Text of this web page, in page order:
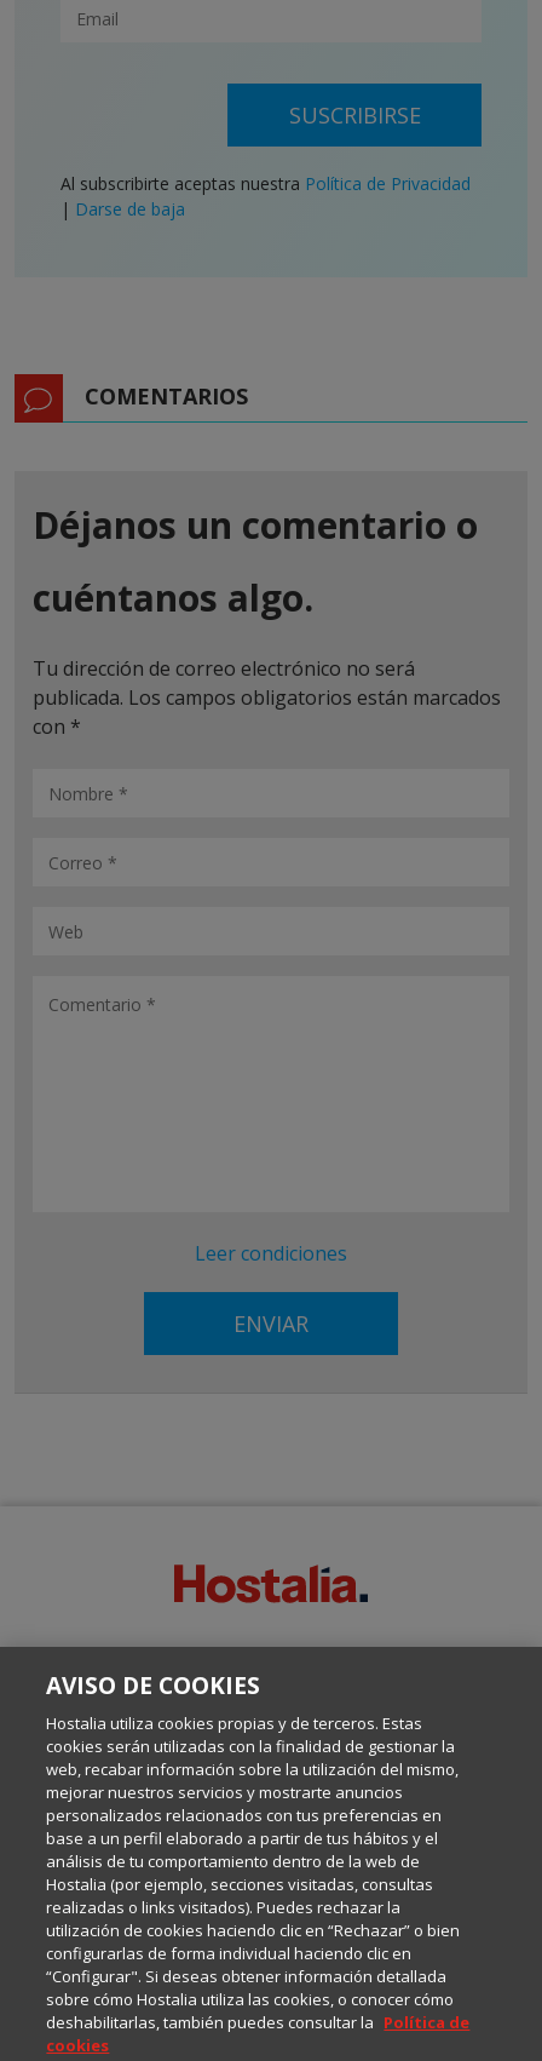
SUSCRIBIRSE
Al subscribirte aceptas nuestra Política de Privacidad
| Darse de baja
COMENTARIOS
Déjanos un comentario o
cuéntanos algo.
Tu dirección de correo electrónico no será
publicada. Los campos obligatorios están marcados
con *
Leer condiciones
Escrito por el equipo de Comunicación de Hostalia, dirigido por
Internet y Tecnología.
Política de privacidad
Política de cookies
Aviso legal
AVISO DE COOKIES
Hostalia utiliza cookies propias y de terceros. Estas
cookies serán utilizadas con la finalidad de gestionar la
web, recabar información sobre la utilización del mismo,
mejorar nuestros servicios y mostrarte anuncios
personalizados relacionados con tus preferencias en
base a un perfil elaborado a partir de tus hábitos y el
análisis de tu comportamiento dentro de la web de
Hostalia (por ejemplo, secciones visitadas, consultas
realizadas o links visitados). Puedes rechazar la
utilización de cookies haciendo clic en “Rechazar” o bien
configurarlas de forma individual haciendo clic en
“Configurar". Si deseas obtener información detallada
sobre cómo Hostalia utiliza las cookies, o conocer cómo
deshabilitarlas, también puedes consultar la Política de
cookies